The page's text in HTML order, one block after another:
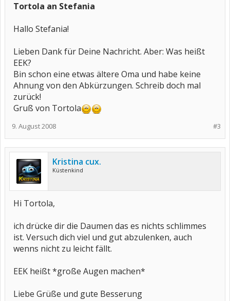
Tortola an Stefania
Hallo Stefania!
Lieben Dank für Deine Nachricht. Aber: Was heißt
EEK?
Bin schon eine etwas ältere Oma und habe keine
Ahnung von den Abkürzungen. Schreib doch mal
zurück!
Gruß von Tortola
#3
9. August 2008
Kristina cux.
Küstenkind
Hi Tortola,
ich drücke dir die Daumen das es nichts schlimmes
ist. Versuch dich viel und gut abzulenken, auch
wenns nicht zu leicht fällt.
EEK heißt *große Augen machen*
Liebe Grüße und gute Besserung